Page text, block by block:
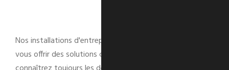
Nos installations d'entreposage nous permettent de
vous offrir des solutions complètes et sécurisées - vous